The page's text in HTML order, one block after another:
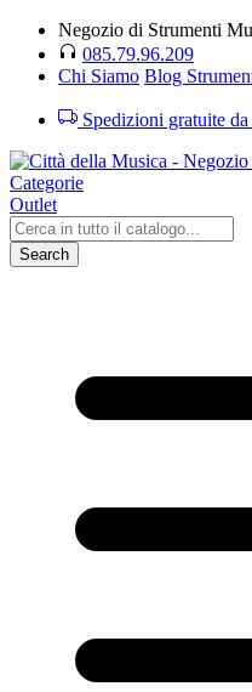
Negozio di Strumenti
085.79.96.209
Chi Siamo Blog
Spedizioni gratuite
Categorie
Outlet
Search